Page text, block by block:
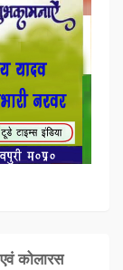
कोलारस